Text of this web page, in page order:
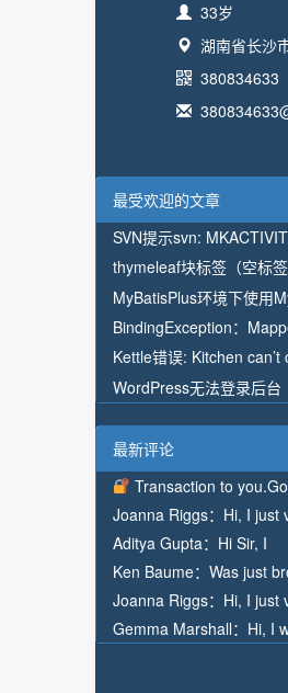
33岁
湖南省长沙
380834633
最受欢迎的文章
SVN提示svn:
thymeleaf块标签（空标
MyBatisPlus环境下使用
BindingException：
Kettle错误: Kitchen can’t
WordPress无法登录后台
最新评论
Transaction to
Joanna Riggs： Hi, I just
Aditya Gupta： Hi Sir, I
Ken Baume： Was just
Joanna Riggs： Hi, I just
Gemma Marshall： Hi, I